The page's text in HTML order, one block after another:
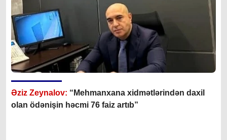
Əziz Zeynalov: “Mehmanxana xidmətlərindən daxil
olan ödənişin həcmi 76 faiz artıb”